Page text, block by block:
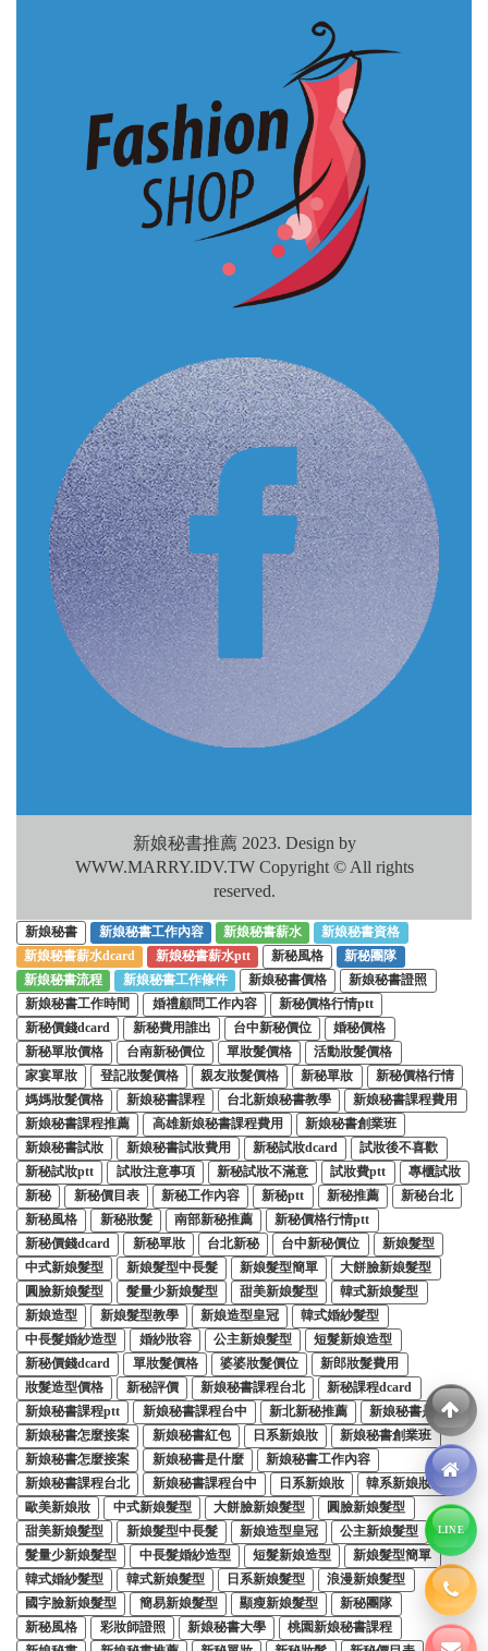
新娘秘書推薦 2023. Design by
WWW.MARRY.IDV.TW Copyright © All rights
reserved.
新娘秘書 新娘秘書工作內容 新娘秘書薪水
新娘秘書資格
新娘秘書薪水dcard
新娘秘書薪水ptt 新秘風格
新秘團隊
新娘秘書流程
新娘秘書工作條件 新娘秘書價格
新娘秘書證照
新娘秘書工作時間
婚禮顧問工作內容
新秘價格行情ptt
新秘價錢dcard
新秘費用誰出 台中新秘價位
婚秘價格
新秘單妝價格
台南新秘價位 單妝髮價格
活動妝髮價格
家宴單妝
登記妝髮價格 親友妝髮價格 新秘單妝
新秘價格行情
媽媽妝髮價格
新娘秘書課程 台北新娘秘書教學
新娘秘書課程費用
新娘秘書課程推薦
高雄新娘秘書課程費用
新娘秘書創業班
新娘秘書試妝
新娘秘書試妝費用 新秘試妝dcard
試妝後不喜歡
新秘試妝ptt
試妝注意事項 新秘試妝不滿意 試妝費ptt
專櫃試妝
新秘
新秘價目表 新秘工作內容 新秘ptt 新秘推薦
新秘台北
新秘風格
新秘妝髮 南部新秘推薦
新秘價格行情ptt
新秘價錢dcard
新秘單妝 台北新秘 台中新秘價位
新娘髮型
中式新娘髮型
新娘髮型中長髮 新娘髮型簡單
大餅臉新娘髮型
圓臉新娘髮型
髮量少新娘髮型 甜美新娘髮型
韓式新娘髮型
新娘造型
新娘髮型教學 新娘造型皇冠
韓式婚紗髮型
中長髮婚紗造型
婚紗妝容 公主新娘髮型
短髮新娘造型
新秘價錢dcard
單妝髮價格 婆婆妝髮價位
新郎妝髮費用
妝髮造型價格
新秘評價 新娘秘書課程台北
新秘課程dcard
新娘秘書課程ptt
新娘秘書課程台中 新北新秘推薦
新娘秘書是什麼
新娘秘書怎麼接案
新娘秘書紅包 日系新娘妝
新娘秘書創業班
新娘秘書怎麼接案
新娘秘書是什麼
新娘秘書工作內容
新娘秘書課程台北
新娘秘書課程台中 日系新娘妝
韓系新娘妝髮
歐美新娘妝
中式新娘髮型 大餅臉新娘髮型
圓臉新娘髮型
甜美新娘髮型
新娘髮型中長髮 新娘造型皇冠
公主新娘髮型
髮量少新娘髮型
中長髮婚紗造型 短髮新娘造型
新娘髮型簡單
韓式婚紗髮型
韓式新娘髮型 日系新娘髮型
浪漫新娘髮型
國字臉新娘髮型
簡易新娘髮型 顯瘦新娘髮型
新秘團隊
新秘風格
彩妝師證照 新娘秘書大學
桃園新娘秘書課程
LINE